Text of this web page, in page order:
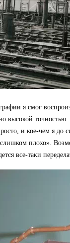
я смог
высокой
и кое-чем я до
плохо».
все-таки